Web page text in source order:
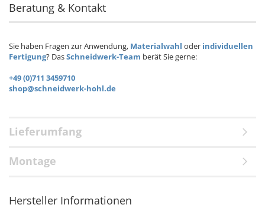
Beratung & Kontakt
Sie haben Fragen zur Anwendung, Materialwahl oder individuellen
Fertigung? DasSchneidwerk-Team berät Sie gerne:
+49 (0)711 3459710
shop@schneidwerk-hohl.de
Lieferumfang
Montage
Hersteller Informationen